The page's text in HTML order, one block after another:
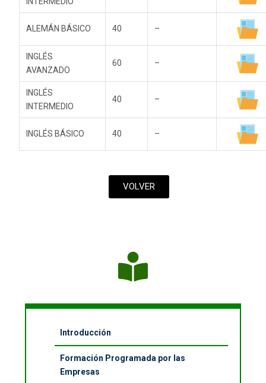
ALEMÁN BÁSICO 40 –
INGLÉS
AVANZADO
60 –
INGLÉS
INTERMEDIO
40 –
INGLÉS BÁSICO 40 –
VOLVER
Introducción
Formación Programada por las
Empresas